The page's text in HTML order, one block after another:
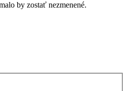
by zostať nezmenené.